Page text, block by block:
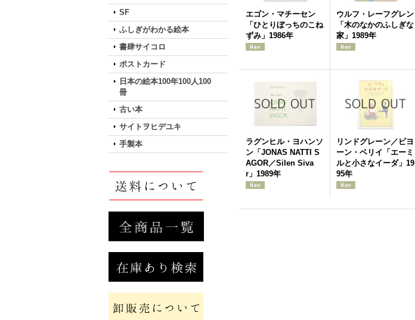
SF
ふしぎがわかる絵本
書肆サイコロ
ポストカード
日本の絵本100年100人100
冊
古い本
サイトヲヒデユキ
手製本
エゴン・マチーセン
「ひとりぼっちのこね
ずみ」1986年
ウルフ・レーフグレン
「木のなかのふしぎな
家」1989年
ラグンヒル・ヨハンソ
ン「JONAS NATTI S
AGOR／Silen Siva
r」1989年
リンドグレーン／ビヨ
ーン・ベリイ「エーミ
ルと小さなイーダ」19
95年